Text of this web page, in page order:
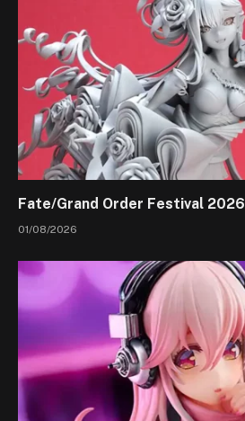
Fate/Grand Order Festival 2026
01/08/2026